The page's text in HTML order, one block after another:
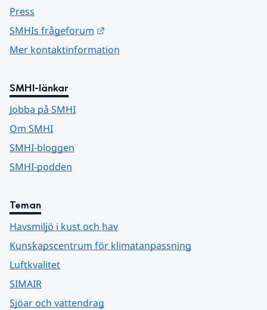
Press
SMHIs frågeforum
Mer kontaktinformation
SMHI-länkar
Jobba på SMHI
Om SMHI
SMHI-bloggen
SMHI-podden
Teman
Havsmiljö i kust och hav
Kunskapscentrum för klimatanpassning
Luftkvalitet
SIMAIR
Sjöar och vattendrag